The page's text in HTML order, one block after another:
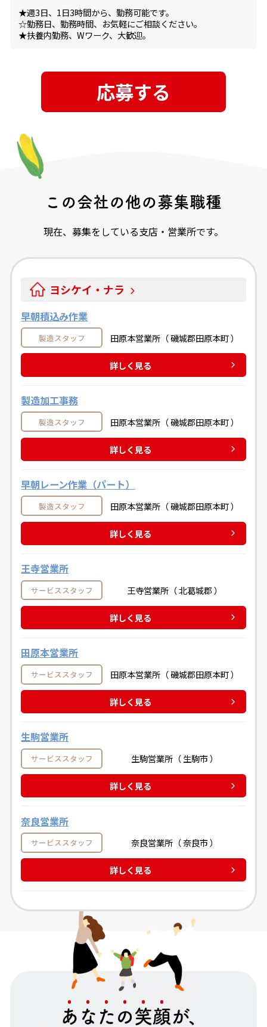
★週3日、1日3時間から、勤務可能です。
☆勤務日、勤務時間、お気軽にご相談ください。
★扶養内勤務、Wワーク、大歓迎。
応募する
この会社の他の募集職種
現在、募集をしている支店・営業所です。
ヨシケイ・ナラ
早朝積込み作業
製造スタッフ 田原本営業所（ 磯城郡田原本町 ）
詳しく見る
製造加工事務
製造スタッフ 田原本営業所（ 磯城郡田原本町 ）
詳しく見る
早朝レーン作業（パート）
製造スタッフ 田原本営業所（ 磯城郡田原本町 ）
詳しく見る
王寺営業所
サービススタッフ 王寺営業所（ 北葛城郡 ）
詳しく見る
田原本営業所
サービススタッフ 田原本営業所（ 磯城郡田原本町 ）
詳しく見る
生駒営業所
サービススタッフ 生駒営業所（ 生駒市 ）
詳しく見る
奈良営業所
サービススタッフ 奈良営業所（ 奈良市 ）
詳しく見る
あ な た の笑顔が、